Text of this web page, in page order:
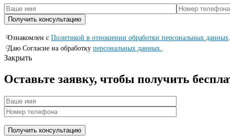
Ознакомлен с Политикой в отношении обработки персональных данных.
Даю Согласие на обработку персональных данных..
Закрыть
Оставьте заявку, чтобы получить